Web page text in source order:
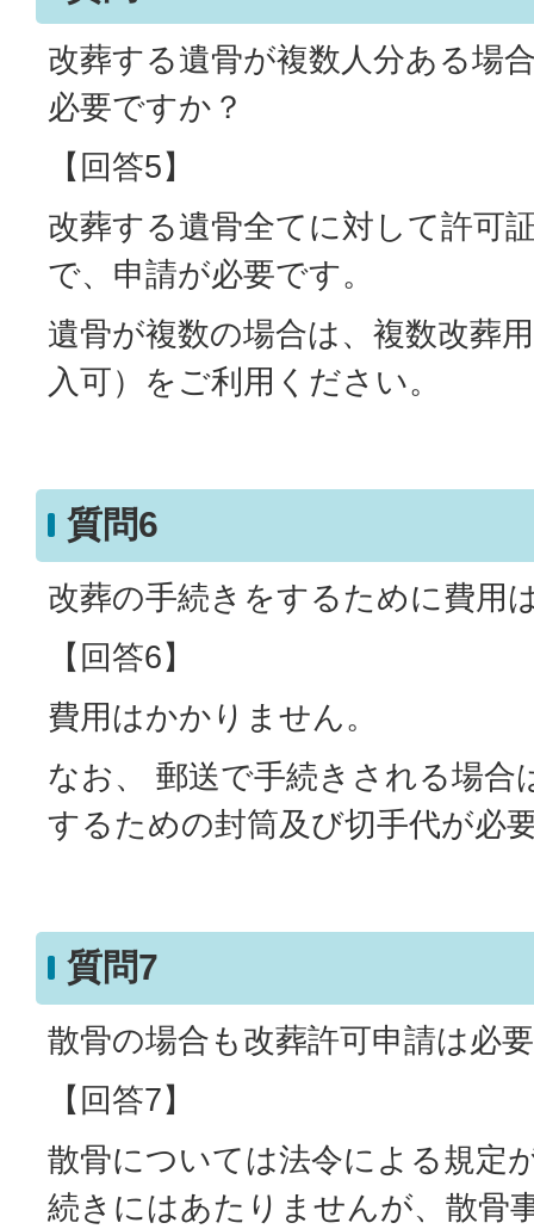
改葬する遺骨が複数人分ある場
必要ですか？
【回答5】
改葬する遺骨全てに対して許可
で、申請が必要です。
遺骨が複数の場合は、複数改葬
入可）をご利用ください。
質問6
改葬の手続きをするために費用
【回答6】
費用はかかりません。
なお、 郵送で手続きされる場合
するための封筒及び切手代が必
質問7
散骨の場合も改葬許可申請は必
【回答7】
散骨については法令による規定
続きにはあたりませんが、散骨